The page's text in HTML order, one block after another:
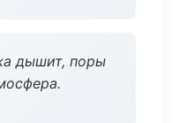
дышит, поры